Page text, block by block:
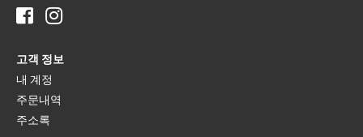
타이어
자전거 타이어
타이어 패치
드레스 가드
러기지 캐리어
고객 정보
내 계정
주문내역
주소록